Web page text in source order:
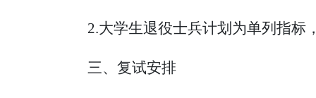
2.大学生退役士兵计划为单列指标
三、复试安排